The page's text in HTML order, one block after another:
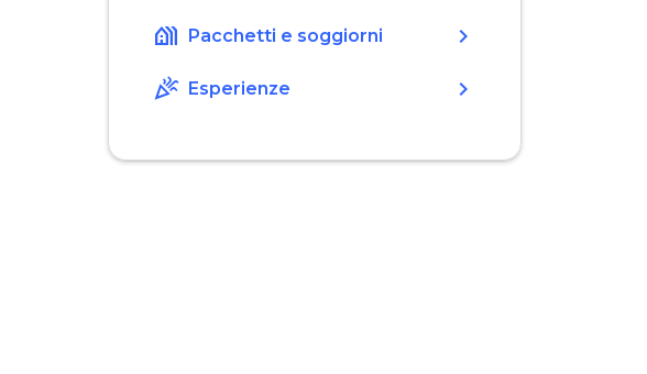
holiday_village Pacchetti e soggiorni chevron_right
celebration Esperienze chevron_right